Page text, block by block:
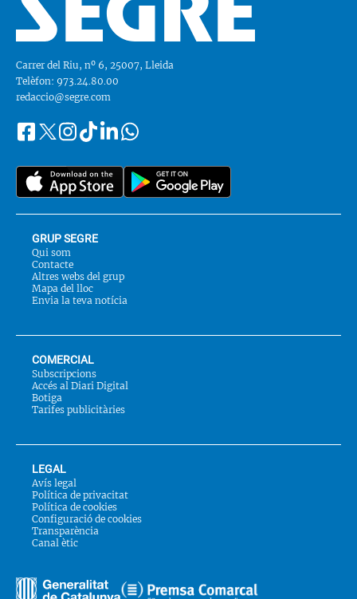
Carrer del Riu, nº 6, 25007, Lleida
Telèfon: 973.24.80.00
redaccio@segre.com
Segueix-
a::
FacebookInstagram
TiktokLinkedinWhatsapp
GRUP SEGRE
Qui som
Contacte
Altres webs del grup
Mapa del lloc
Envia la teva notícia
COMERCIAL
Subscripcions
Accés al Diari Digital
Botiga
Tarifes publicitàries
LEGAL
Avís legal
Política de privacitat
Política de cookies
Configuració de cookies
Transparència
Canal ètic